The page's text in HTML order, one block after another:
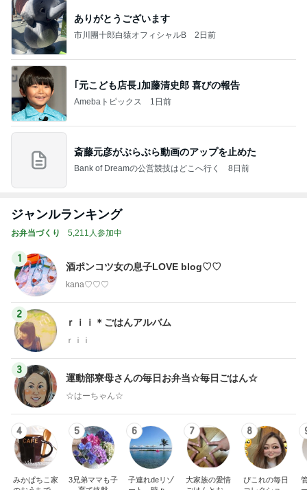
ありがとうございます
市川團十郎白猿オフィシャルB 2日前
｢元こども店長｣加藤清史郎 喜びの報告
Amebaトピックス 1日前
斎藤元彦がぶらぶら動画のアップを止めた
Bank of Dreamの公営競技はどこへ行く 8日前
ジャンルランキング
お弁当づくり 5,211人参加中
1
酒ポンコツ女の息子LOVE blog♡♡
kana♡♡♡
2
ｒｉｉ＊ごはんアルバム
ｒｉｉ
3
運動部寮母さんの毎日お弁当☆毎日ごはん☆
☆はーちゃん☆
4
みかぱちこ家
5
3兄弟ママも子
6
子連れdeリゾ
7
大家族の愛情
8
ぴこれの毎日